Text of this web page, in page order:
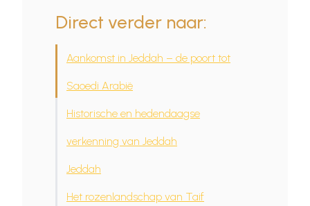
Direct verder naar:
Aankomst in Jeddah – de poort tot
Saoedi Arabië
Historische en hedendaagse
verkenning van Jeddah
Jeddah
Het rozenlandschap van Taif